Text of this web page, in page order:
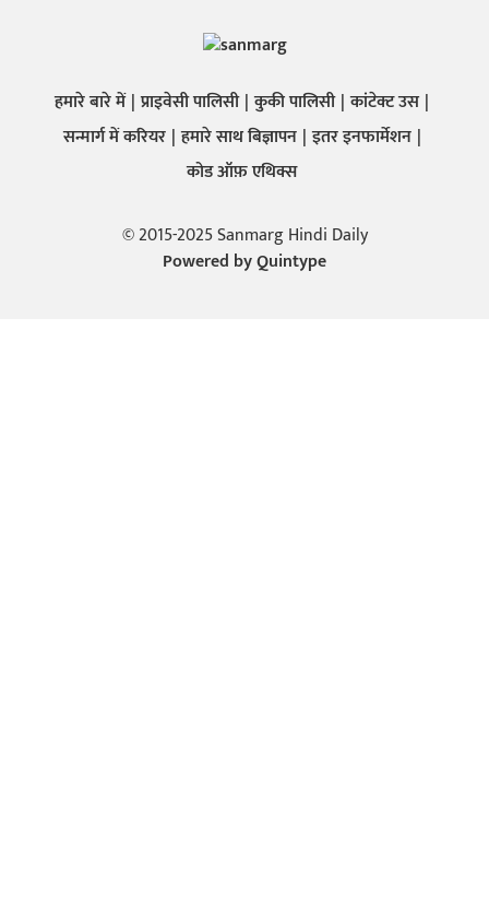
हमारे बारे में प्राइवेसी पालिसी कुकी पालिसी कांटेक्ट उस
सन्मार्ग में करियर हमारे साथ बिज्ञापन इतर इनफार्मेशन
कोड ऑफ़ एथिक्स
© 2015-2025 Sanmarg Hindi Daily
Powered byQuintype